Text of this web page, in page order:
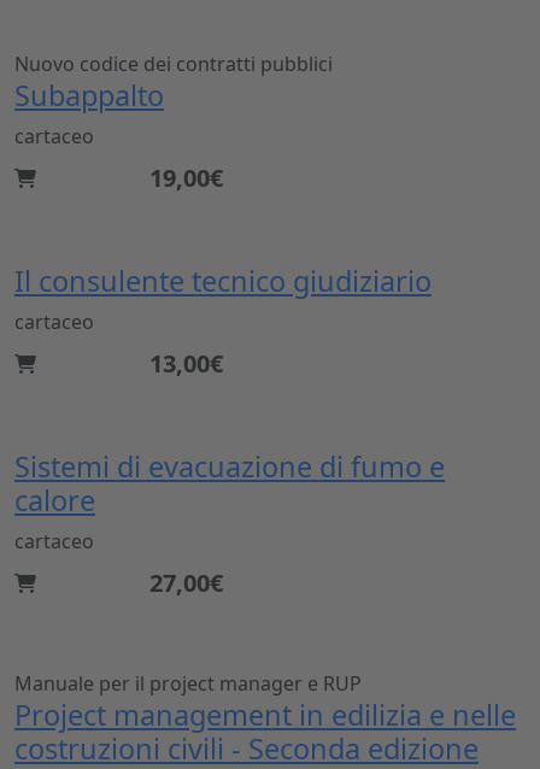
Nuovo codice dei contratti pubblici
Subappalto
cartaceo
19,00€
Il consulente tecnico giudiziario
cartaceo
13,00€
Sistemi di evacuazione di fumo e
calore
cartaceo
27,00€
Manuale per il project manager e RUP
Project management in edilizia e nelle
costruzioni civili - Seconda edizione